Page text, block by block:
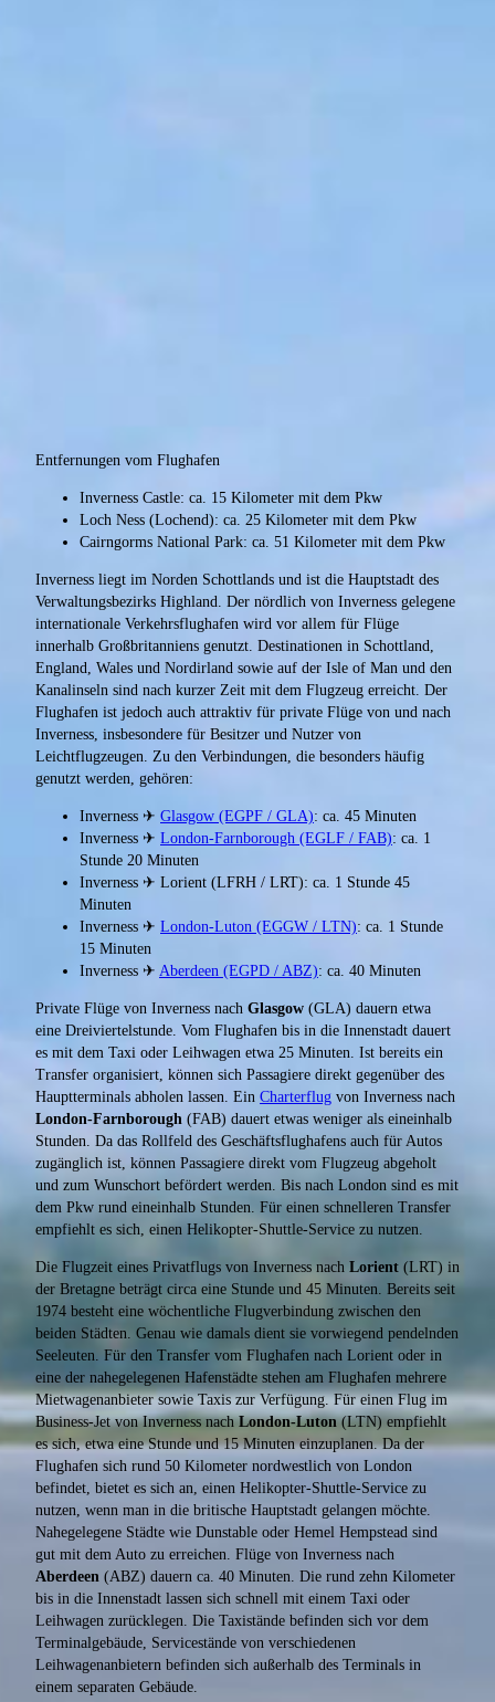
Entfernungen vom Flughafen
Inverness Castle: ca. 15 Kilometer mit dem Pkw
Loch Ness (Lochend): ca. 25 Kilometer mit dem Pkw
Cairngorms National Park: ca. 51 Kilometer mit dem Pkw
Inverness liegt im Norden Schottlands und ist die Hauptstadt des
Verwaltungsbezirks Highland. Der nördlich von Inverness gelegene
internationale Verkehrsflughafen wird vor allem für Flüge
innerhalb Großbritanniens genutzt. Destinationen in Schottland,
England, Wales und Nordirland sowie auf der Isle of Man und den
Kanalinseln sind nach kurzer Zeit mit dem Flugzeug erreicht. Der
Flughafen ist jedoch auch attraktiv für private Flüge von und nach
Inverness, insbesondere für Besitzer und Nutzer von
Leichtflugzeugen. Zu den Verbindungen, die besonders häufig
genutzt werden, gehören:
Inverness ✈ Glasgow (EGPF / GLA): ca. 45 Minuten
Inverness ✈ London-Farnborough (EGLF / FAB): ca. 1
Stunde 20 Minuten
Inverness ✈ Lorient (LFRH / LRT): ca. 1 Stunde 45
Minuten
Inverness ✈ London-Luton (EGGW / LTN): ca. 1 Stunde
15 Minuten
Inverness ✈ Aberdeen (EGPD / ABZ): ca. 40 Minuten
Private Flüge von Inverness nach Glasgow (GLA) dauern etwa
eine Dreiviertelstunde. Vom Flughafen bis in die Innenstadt dauert
es mit dem Taxi oder Leihwagen etwa 25 Minuten. Ist bereits ein
Transfer organisiert, können sich Passagiere direkt gegenüber des
Hauptterminals abholen lassen. Ein Charterflug von Inverness nach
London-Farnborough (FAB) dauert etwas weniger als eineinhalb
Stunden. Da das Rollfeld des Geschäftsflughafens auch für Autos
zugänglich ist, können Passagiere direkt vom Flugzeug abgeholt
und zum Wunschort befördert werden. Bis nach London sind es mit
dem Pkw rund eineinhalb Stunden. Für einen schnelleren Transfer
empfiehlt es sich, einen Helikopter-Shuttle-Service zu nutzen.
Die Flugzeit eines Privatflugs von Inverness nach Lorient (LRT) in
der Bretagne beträgt circa eine Stunde und 45 Minuten. Bereits seit
1974 besteht eine wöchentliche Flugverbindung zwischen den
beiden Städten. Genau wie damals dient sie vorwiegend pendelnden
Seeleuten. Für den Transfer vom Flughafen nach Lorient oder in
eine der nahegelegenen Hafenstädte stehen am Flughafen mehrere
Mietwagenanbieter sowie Taxis zur Verfügung. Für einen Flug im
Business-Jet von Inverness nachLondon-Luton(LTN) empfiehlt
es sich, etwa eine Stunde und 15 Minuten einzuplanen. Da der
Flughafen sich rund 50 Kilometer nordwestlich von London
befindet, bietet es sich an, einen Helikopter-Shuttle-Service zu
nutzen, wenn man in die britische Hauptstadt gelangen möchte.
Nahegelegene Städte wie Dunstable oder Hemel Hempstead sind
gut mit dem Auto zu erreichen. Flüge von Inverness nach
Aberdeen (ABZ) dauern ca. 40 Minuten. Die rund zehn Kilometer
bis in die Innenstadt lassen sich schnell mit einem Taxi oder
Leihwagen zurücklegen. Die Taxistände befinden sich vor dem
Terminalgebäude, Servicestände von verschiedenen
Leihwagenanbietern befinden sich außerhalb des Terminals in
einem separaten Gebäude.